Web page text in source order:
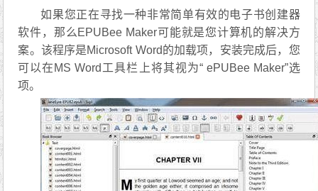
如果您正在寻找一种非常简单有效的电子书创建器
软件，那么EPUBee Maker可能就是您计算机的解决方
案。该程序是Microsoft Word的加载项，安装完成后，您
可以在MS Word工具栏上将其视为“ ePUBee Maker”选
项。